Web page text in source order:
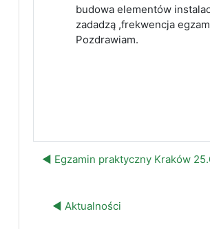
budowa elementów
zadadzą ,frekwencja
Pozdrawiam.
◀︎ Egzamin praktyczny Kraków
◀︎ Aktualności